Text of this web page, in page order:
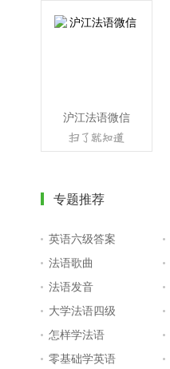
沪江法语微信
专题推荐
英语六级答案
法语歌曲
法语发音
大学法语四级
怎样学法语
零基础学英语